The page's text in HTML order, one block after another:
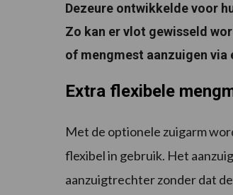
Dezeure ontwikkelde voor
Zo kan er vlot gewisseld
of mengmest aanzuigen
Extra flexibele
Met de optionele zuigarm
flexibel in gebruik. Het
aanzuigtrechter zonder dat